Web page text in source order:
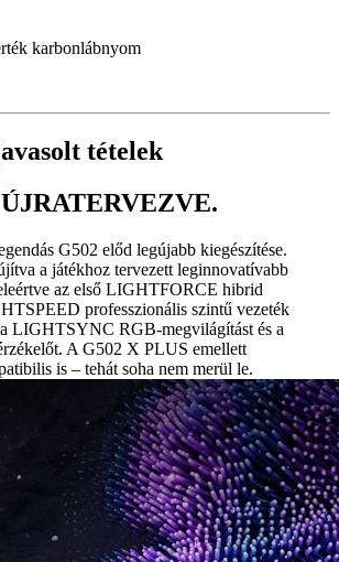
karbonlábnyom
tételek
G502 előd legújabb kiegészítése.
a játékhoz tervezett leginnovatívabb
az első LIGHTFORCE hibrid
professzionális szintű vezeték
LIGHTSYNC RGB-megvilágítást és a
A G502 X PLUS emellett
is – tehát soha nem merül le.